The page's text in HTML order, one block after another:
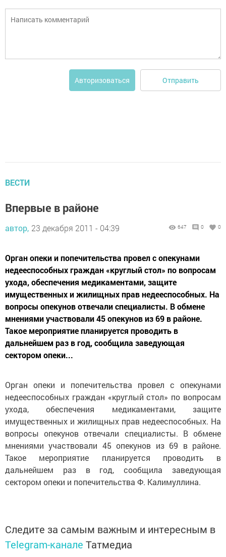
Авторизоваться Отправить
ВЕСТИ
Впервые в районе
автор, 23 декабря 2011 - 04:39 647 0 0
Орган опеки и попечительства провел с опекунами
недееспособных граждан «круглый стол» по вопросам
ухода, обеспечения медикаментами, защите
имущественных и жилищных прав недееспособных. На
вопросы опекунов отвечали специалисты. В обмене
мнениями участвовали 45 опекунов из 69 в районе.
Такое мероприятие планируется проводить в
дальнейшем раз в год, сообщила заведующая
сектором опеки...
Орган опеки и попечительства провел с опекунами
недееспособных граждан «круглый стол» по вопросам
ухода, обеспечения медикаментами, защите
имущественных и жилищных прав недееспособных. На
вопросы опекунов отвечали специалисты. В обмене
мнениями участвовали 45 опекунов из 69 в районе.
Такое мероприятие планируется проводить в
дальнейшем раз в год, сообщила заведующая
сектором опеки и попечительства Ф. Калимуллина.
Следите за самым важным и интересным в
Telegram-канале Татмедиа